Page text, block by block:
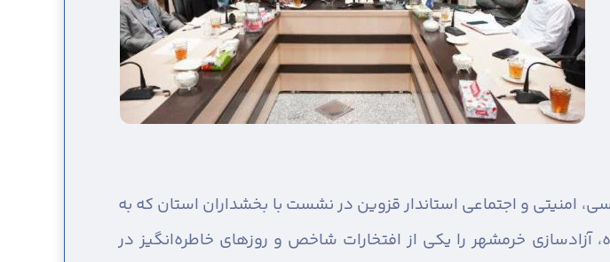
امنیتی و اجتماعی استاندار قزوین در نشست با بخشداران استان که به
آزادسازی خرمشهر را یکی از افتخارات شاخص و روزهای خاطره‌انگیز در